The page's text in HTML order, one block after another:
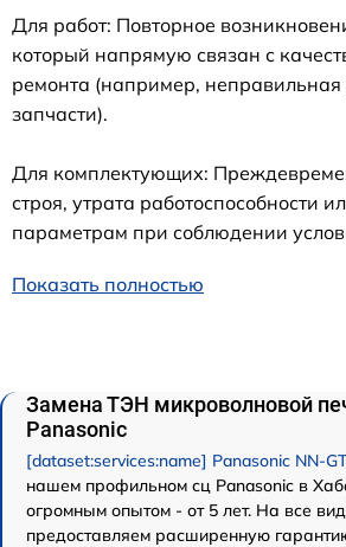
Для работ: Повторное
который напрямую связан с
ремонта (например, неправильная
запчасти).
Для комплектующих:
строя, утрата работоспособности
параметрам при соблюдении
Показать полностью
Замена ТЭН микроволновой
Panasonic
[dataset:services:name] Panasonic NN-
нашем профильном сц Panasonic в
огромным опытом - от 5 лет. На все
предоставляем расширенную